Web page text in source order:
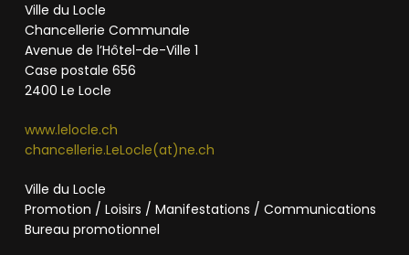
Ville du Locle
Chancellerie Communale
Avenue de l’Hôtel-de-Ville 1
Case postale 656
2400 Le Locle
www.lelocle.ch
chancellerie.LeLocle(at)ne.ch
Ville du Locle
Promotion / Loisirs / Manifestations / Communications
Bureau promotionnel